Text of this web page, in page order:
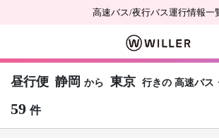
高速バス/夜行バス運行情報一
昼行便 静岡 から 東京 行きの 高速バス
59 件